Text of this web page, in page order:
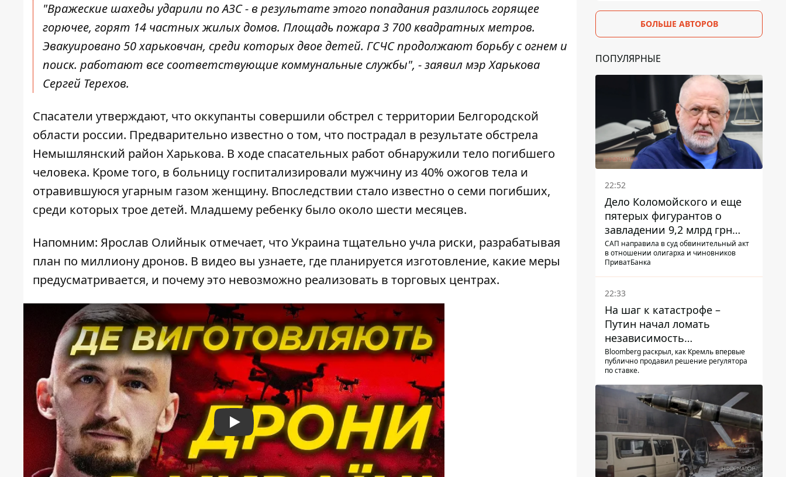
"Вражеские шахеды ударили по АЗС - в результате этого попадания разлилось горящее
горючее, горят 14 частных жилых домов. Площадь пожара 3 700 квадратных метров.
Эвакуировано 50 харьковчан, среди которых двое детей. ГСЧС продолжают борьбу с огнем и
поиск. работают все соответствующие коммунальные службы", - заявил мэр Харькова
Сергей Терехов.
Спасатели утверждают, что оккупанты совершили обстрел с территории Белгородской
области россии. Предварительно известно о том, что пострадал в результате обстрела
Немышлянский район Харькова. В ходе спасательных работ обнаружили тело погибшего
человека. Кроме того, в больницу госпитализировали мужчину из 40% ожогов тела и
отравившуюся угарным газом женщину. Впоследствии стало известно о семи погибших,
среди которых трое детей. Младшему ребенку было около шести месяцев.
Напомним: Ярослав Олийнык отмечает, что Украина тщательно учла риски, разрабатывая
план по миллиону дронов. В видео вы узнаете, где планируется изготовление, какие меры
предусматривается, и почему это невозможно реализовать в торговых центрах.
Play
БОЛЬШЕ АВТОРОВ
ПОПУЛЯРНЫЕ
22:52
Дело Коломойского и еще
пятерых фигурантов о
завладении 9,2 млрд грн
ПриватБанка направили в
суд
САП направила в суд обвинительный акт
в отношении олигарха и чиновников
ПриватБанка
22:33
На шаг к катастрофе –
Путин начал ломать
независимость
собственного Центробанка,
заставив снизить базовую
Bloomberg раскрыл, как Кремль впервые
публично продавил решение регулятора
по ставке.